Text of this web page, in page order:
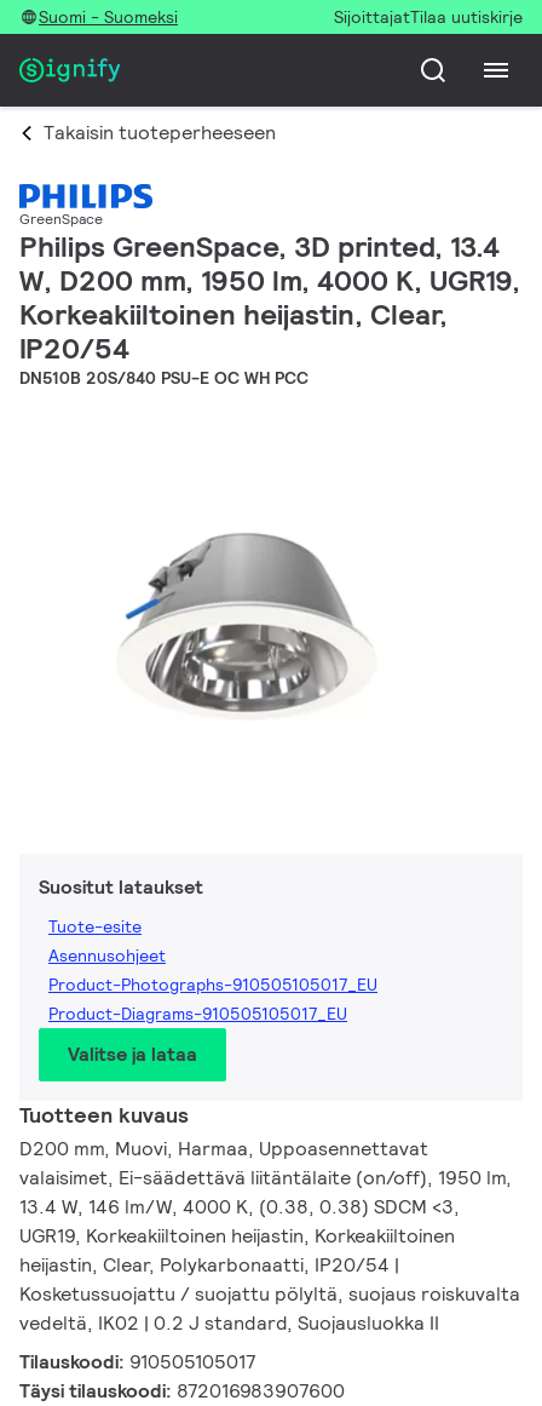
Suomi - Suomeksi SijoittajatTilaa uutiskirje
Takaisin tuoteperheeseen
GreenSpace
Philips GreenSpace, 3D printed, 13.4
W, D200 mm, 1950 lm, 4000 K, UGR19,
Korkeakiiltoinen heijastin, Clear,
IP20/54
DN510B 20S/840 PSU-E OC WH PCC
Suositut lataukset
Tuote-esite
Asennusohjeet
Product-Photographs-910505105017_EU
Product-Diagrams-910505105017_EU
Valitse ja lataa
Tuotteen kuvaus
D200 mm, Muovi, Harmaa, Uppoasennettavat
valaisimet, Ei-säädettävä liitäntälaite (on/off), 1950 lm,
13.4 W, 146 lm/W, 4000 K, (0.38, 0.38) SDCM <3,
UGR19, Korkeakiiltoinen heijastin, Korkeakiiltoinen
heijastin, Clear, Polykarbonaatti, IP20/54 |
Kosketussuojattu / suojattu pölyltä, suojaus roiskuvalta
vedeltä, IK02 | 0.2 J standard, Suojausluokka II
Tilauskoodi: 910505105017
Täysi tilauskoodi: 872016983907600